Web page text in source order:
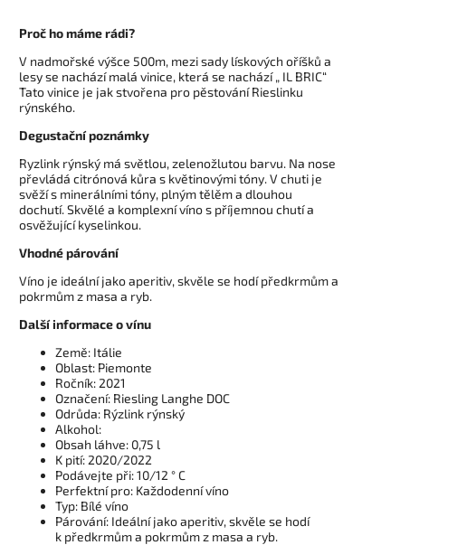
Proč ho máme rádi?
V nadmořské výšce 500m, mezi sady lískových oříšků a
lesy se nachází malá vinice, která se nachází „ IL BRIC“
Tato vinice je jak stvořena pro pěstování Rieslinku
rýnského.
Degustační poznámky
Ryzlink rýnský má světlou, zelenožlutou barvu. Na nose
převládá citrónová kůra s květinovými tóny. V chuti je
svěží s minerálními tóny, plným tělěm a dlouhou
dochutí. Skvělé a komplexní víno s příjemnou chutí a
osvěžující kyselinkou.
Vhodné párování
Víno je ideální jako aperitiv, skvěle se hodí předkrmům a
pokrmům z masa a ryb.
Další informace o vínu
Země: Itálie
Oblast: Piemonte
Ročník: 2021
Označení: Riesling Langhe DOC
Odrůda: Rýzlink rýnský
Alkohol:
Obsah láhve: 0,75 l
K pití: 2020/2022
Podávejte při: 10/12 ° C
Perfektní pro: Každodenní víno
Typ: Bílé víno
Párování: Ideální jako aperitiv, skvěle se hodí
k předkrmům a pokrmům z masa a ryb.